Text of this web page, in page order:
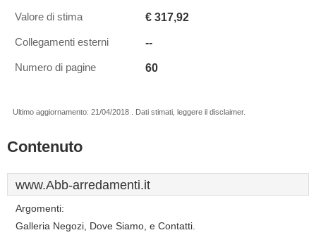
Valore di stima € 317,92
Collegamenti esterni --
Numero di pagine 60
Ultimo aggiornamento: 21/04/2018 . Dati stimati, leggere il disclaimer.
Contenuto
www.Abb-arredamenti.it
Argomenti:
Galleria Negozi, Dove Siamo, e Contatti.